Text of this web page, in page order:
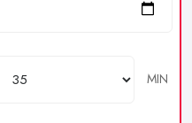
MIN